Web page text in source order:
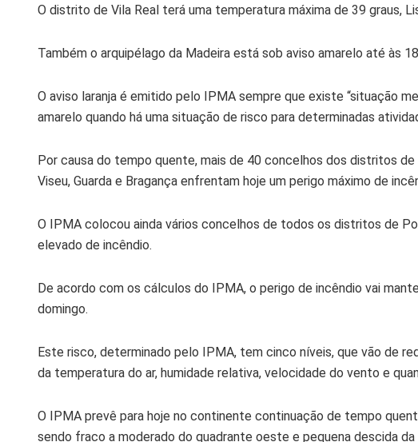
O distrito de Vila Real terá uma temperatura máxima de 39 graus,
Também o arquipélago da Madeira está sob aviso amarelo até às
O aviso laranja é emitido pelo IPMA sempre que existe “situação
amarelo quando há uma situação de risco para determinadas
Por causa do tempo quente, mais de 40 concelhos dos distritos
Viseu, Guarda e Bragança enfrentam hoje um perigo máximo de
O IPMA colocou ainda vários concelhos de todos os distritos de
elevado de incêndio.
De acordo com os cálculos do IPMA, o perigo de incêndio vai
domingo.
Este risco, determinado pelo IPMA, tem cinco níveis, que vão de
da temperatura do ar, humidade relativa, velocidade do vento e
O IPMA prevê para hoje no continente continuação de tempo
sendo fraco a moderado do quadrante oeste e pequena descida